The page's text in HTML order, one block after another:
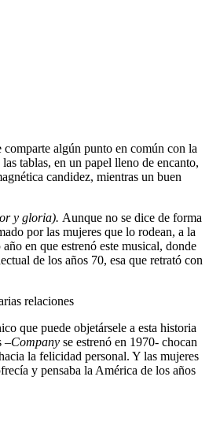
comparte algún punto en común con la
tablas, en un papel lleno de encanto,
candidez, mientras un buen
y gloria). Aunque no se dice de forma
por las mujeres que lo rodean, a la
en que estrenó este musical, donde
de los años 70, esa que retrató con
relaciones
que puede objetársele a esta historia
–Company se estrenó en 1970- chocan
la felicidad personal. Y las mujeres
y pensaba la América de los años